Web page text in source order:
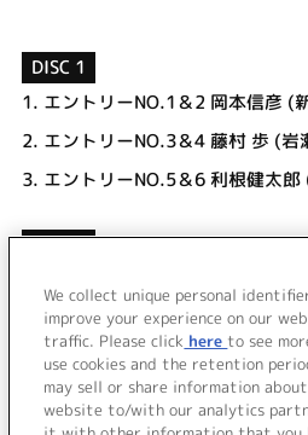
DISC 1
1. エントリーNO.1＆2 岡本信彦 (
2. エントリーNO.3＆4 藤村 歩 (岩
3. エントリーNO.5＆6 利根健太郎
DISC 2
ラジオCD特別版 ～僕らの進化
＜ BACK
We collect unique personal
improve your experience on our
traffic. Please click here to see
use cookies and the retention
may sell or share information
website to/with our analytics